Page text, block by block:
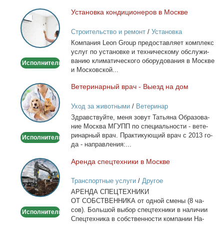
Установка
кондиционеров
в
Москве
Исполнитель
Уста­нов­ка кон­ди­ци­о­не­ров в Москве
Строительство и ремонт/ Установка
кондиционеров
Ком­па­ния Leon Group предо­став­ля­ет ком­плекс
услуг по уста­нов­ке и тех­ни­че­ско­му об­слу­жи­
ва­нию кли­ма­ти­че­ско­го обо­ру­до­ва­ния в Москве
и Мос­ков­ской...
Ветеринарный
врач
-
Выезд
дом
Исполнитель
Ве­те­ри­нар­ный врач - Вы­езд на дом
Уход за животными/ Ветеринар
Здрав­ствуй­те, ме­ня зо­вут Та­тья­на Об­ра­зо­ва­
ние Москва МГУПП по спе­ци­аль­но­сти - ве­те­
ри­нар­ный врач. Прак­ти­ку­ю­щий врач с 2013 го­
да - на­прав­ле­ния:...
Аренда
спецтехники
в
Москве
Исполнитель
Арен­да спец­тех­ни­ки в Москве
Транспортные услуги/ Другое
АРЕНДА СПЕЦТЕХНИКИ
ОТ СОБСТВЕННИКА от од­ной сме­ны (8 ча­
сов). Боль­шой вы­бор спец­тех­ни­ки в на­ли­чии
Спец­тех­ни­ка в соб­ствен­но­сти ком­па­нии На­